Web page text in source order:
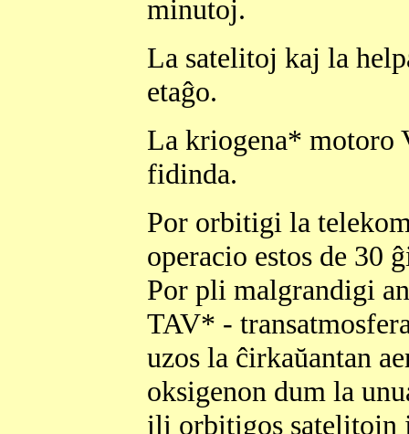
minutoj.
La satelitoj kaj la
etaĝo.
La kriogena* motoro
fidinda.
Por orbitigi la
operacio estos de 30
Por pli malgrandigi
TAV* -
uzos la ĉirkaŭantan
oksigenon dum la
ili orbitigos satelitojn